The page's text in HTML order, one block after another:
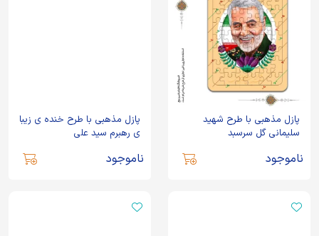
پازل مذهبی با طرح شهید
سلیمانی گل سرسبد
ناموجود
پازل مذهبی با طرح خنده ی زیبا
ی رهبرم سید علی
ناموجود